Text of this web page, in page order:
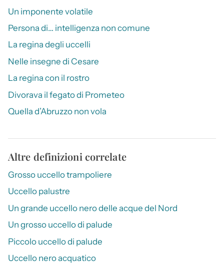
Un imponente volatile
Persona di… intelligenza non comune
La regina degli uccelli
Nelle insegne di Cesare
La regina con il rostro
Divorava il fegato di Prometeo
Quella d’Abruzzo non vola
Altre definizioni correlate
Grosso uccello trampoliere
Uccello palustre
Un grande uccello nero delle acque del Nord
Un grosso uccello di palude
Piccolo uccello di palude
Uccello nero acquatico